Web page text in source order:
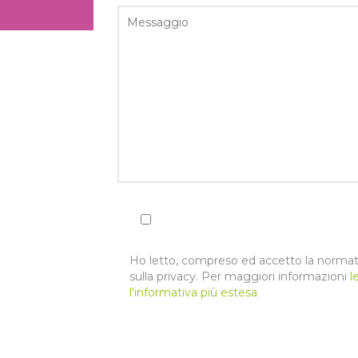
Ho letto, compreso ed accetto la
sulla privacy. Per maggiori informazioni
l'informativa più estesa